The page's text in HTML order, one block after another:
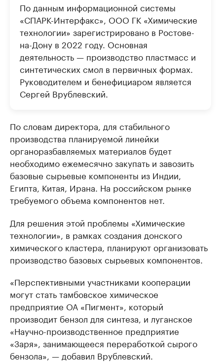
По данным информационной системы
«СПАРК-Интерфакс», ООО ГК «Химические
технологии» зарегистрировано в Ростове-
на-Дону в 2022 году. Основная
деятельность — производство пластмасс и
синтетических смол в первичных формах.
Руководителем и бенефициаром является
Сергей Врублевский.
По словам директора, для стабильного
производства планируемой линейки
органоразбавляемых материалов будет
необходимо ежемесячно закупать и завозить
базовые сырьевые компоненты из Индии,
Египта, Китая, Ирана. На российском рынке
требуемого объема компонентов нет.
Для решения этой проблемы «Химические
технологии», в рамках создания донского
химического кластера, планируют организовать
производство базовых сырьевых компонентов.
«Перспективными участниками кооперации
могут стать тамбовское химическое
предприятие ОА «Пигмент», который
производит бензол для синтеза, и луганское
«Научно-производственное предприятие
«Заря», занимающееся переработкой сырого
бензола», — добавил Врублевский.